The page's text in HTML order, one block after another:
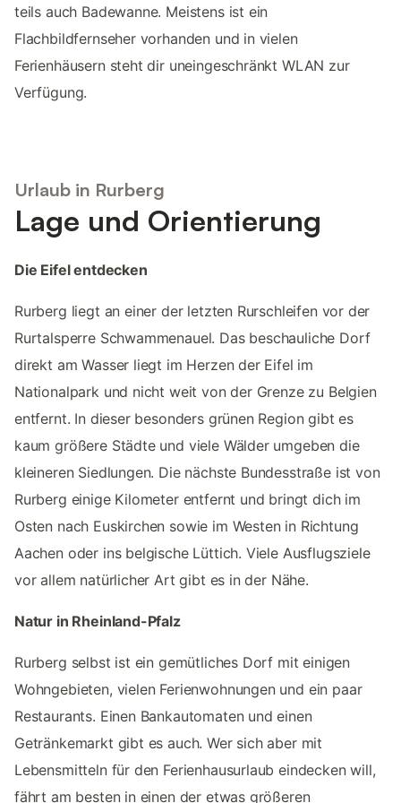
teils auch Badewanne. Meistens ist ein
Flachbildfernseher vorhanden und in vielen
Ferienhäusern steht dir uneingeschränkt WLAN zur
Verfügung.
Urlaub in Rurberg
Lage und Orientierung
Die Eifel entdecken
Rurberg liegt an einer der letzten Rurschleifen vor der
Rurtalsperre Schwammenauel. Das beschauliche Dorf
direkt am Wasser liegt im Herzen der Eifel im
Nationalpark und nicht weit von der Grenze zu Belgien
entfernt. In dieser besonders grünen Region gibt es
kaum größere Städte und viele Wälder umgeben die
kleineren Siedlungen. Die nächste Bundesstraße ist von
Rurberg einige Kilometer entfernt und bringt dich im
Osten nach Euskirchen sowie im Westen in Richtung
Aachen oder ins belgische Lüttich. Viele Ausflugsziele
vor allem natürlicher Art gibt es in der Nähe.
Natur in Rheinland-Pfalz
Rurberg selbst ist ein gemütliches Dorf mit einigen
Wohngebieten, vielen Ferienwohnungen und ein paar
Restaurants. Einen Bankautomaten und einen
Getränkemarkt gibt es auch. Wer sich aber mit
Lebensmitteln für den Ferienhausurlaub eindecken will,
fährt am besten in einen der etwas größeren